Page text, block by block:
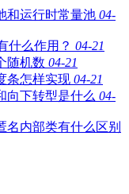
和运行时常量池 04-
什么作用？ 04-21
随机数 04-21
条怎样实现 04-21
向下转型是什么 04-
名内部类有什么区别